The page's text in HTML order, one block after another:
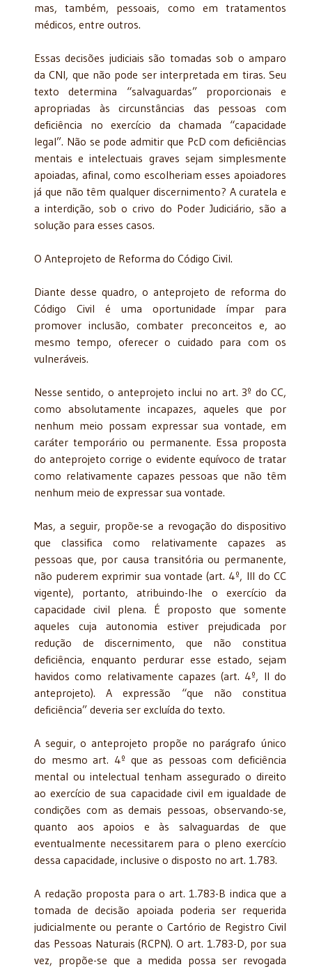
mas, também, pessoais, como em tratamentos
médicos, entre outros.
Essas decisões judiciais são tomadas sob o amparo
da CNI, que não pode ser interpretada em tiras. Seu
texto determina “salvaguardas” proporcionais e
apropriadas às circunstâncias das pessoas com
deficiência no exercício da chamada “capacidade
legal”. Não se pode admitir que PcD com deficiências
mentais e intelectuais graves sejam simplesmente
apoiadas, afinal, como escolheriam esses apoiadores
já que não têm qualquer discernimento? A curatela e
a interdição, sob o crivo do Poder Judiciário, são a
solução para esses casos.
O Anteprojeto de Reforma do Código Civil.
Diante desse quadro, o anteprojeto de reforma do
Código Civil é uma oportunidade ímpar para
promover inclusão, combater preconceitos e, ao
mesmo tempo, oferecer o cuidado para com os
vulneráveis.
Nesse sentido, o anteprojeto inclui no art. 3º do CC,
como absolutamente incapazes, aqueles que por
nenhum meio possam expressar sua vontade, em
caráter temporário ou permanente. Essa proposta
do anteprojeto corrige o evidente equívoco de tratar
como relativamente capazes pessoas que não têm
nenhum meio de expressar sua vontade.
Mas, a seguir, propõe-se a revogação do dispositivo
que classifica como relativamente capazes as
pessoas que, por causa transitória ou permanente,
não puderem exprimir sua vontade (art. 4º, III do CC
vigente), portanto, atribuindo-lhe o exercício da
capacidade civil plena. É proposto que somente
aqueles cuja autonomia estiver prejudicada por
redução de discernimento, que não constitua
deficiência, enquanto perdurar esse estado, sejam
havidos como relativamente capazes (art. 4º, II do
anteprojeto). A expressão “que não constitua
deficiência” deveria ser excluída do texto.
A seguir, o anteprojeto propõe no parágrafo único
do mesmo art. 4º que as pessoas com deficiência
mental ou intelectual tenham assegurado o direito
ao exercício de sua capacidade civil em igualdade de
condições com as demais pessoas, observando-se,
quanto aos apoios e às salvaguardas de que
eventualmente necessitarem para o pleno exercício
dessa capacidade, inclusive o disposto no art. 1.783.
A redação proposta para o art. 1.783-B indica que a
tomada de decisão apoiada poderia ser requerida
judicialmente ou perante o Cartório de Registro Civil
das Pessoas Naturais (RCPN). O art. 1.783-D, por sua
vez, propõe-se que a medida possa ser revogada